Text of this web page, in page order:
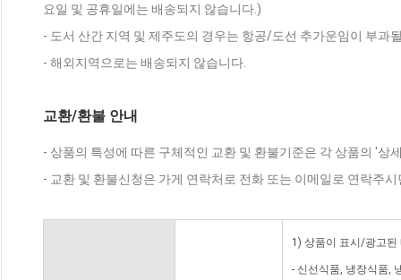
요일 및 공휴일에는 배송되지 않습니다.)
- 도서 산간 지역 및 제주도의 경우는 항공/도선 추가운임이 부과
- 해외지역으로는 배송되지 않습니다.
교환/환불 안내
- 상품의 특성에 따른 구체적인 교환 및 환불기준은 각 상품의 '상
- 교환 및 환불신청은 가게 연락처로 전화 또는 이메일로 연락주
1) 상품이 표시/광고된
- 신선식품, 냉장식품,